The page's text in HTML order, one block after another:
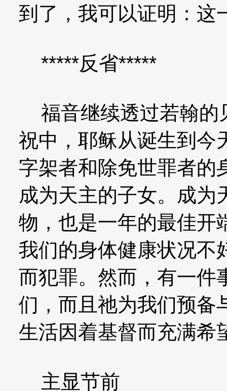
到了，我可以证明：这
*****反省*****
福音继续透过若翰的
祝中，耶稣从诞生到今
字架者和除免世罪者的
成为天主的子女。成为
物，也是一年的最佳开
我们的身体健康状况不
而犯罪。然而，有一
们，而且祂为我们预备
生活因着基督而充满希
主显节前